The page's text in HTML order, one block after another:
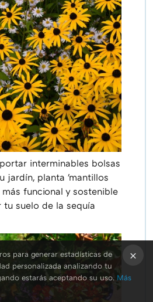
interminables bolsas
jardín, planta 'mantillos
funcional y sostenible
tu suelo de la sequía
para generar estadísticas de
personalizada analizando tu
estarás aceptando su uso. Más